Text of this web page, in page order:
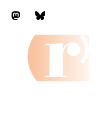
MastodonBluesky